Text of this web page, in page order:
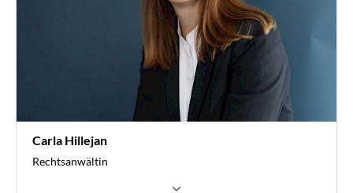
Carla Hillejan
Rechtsanwältin